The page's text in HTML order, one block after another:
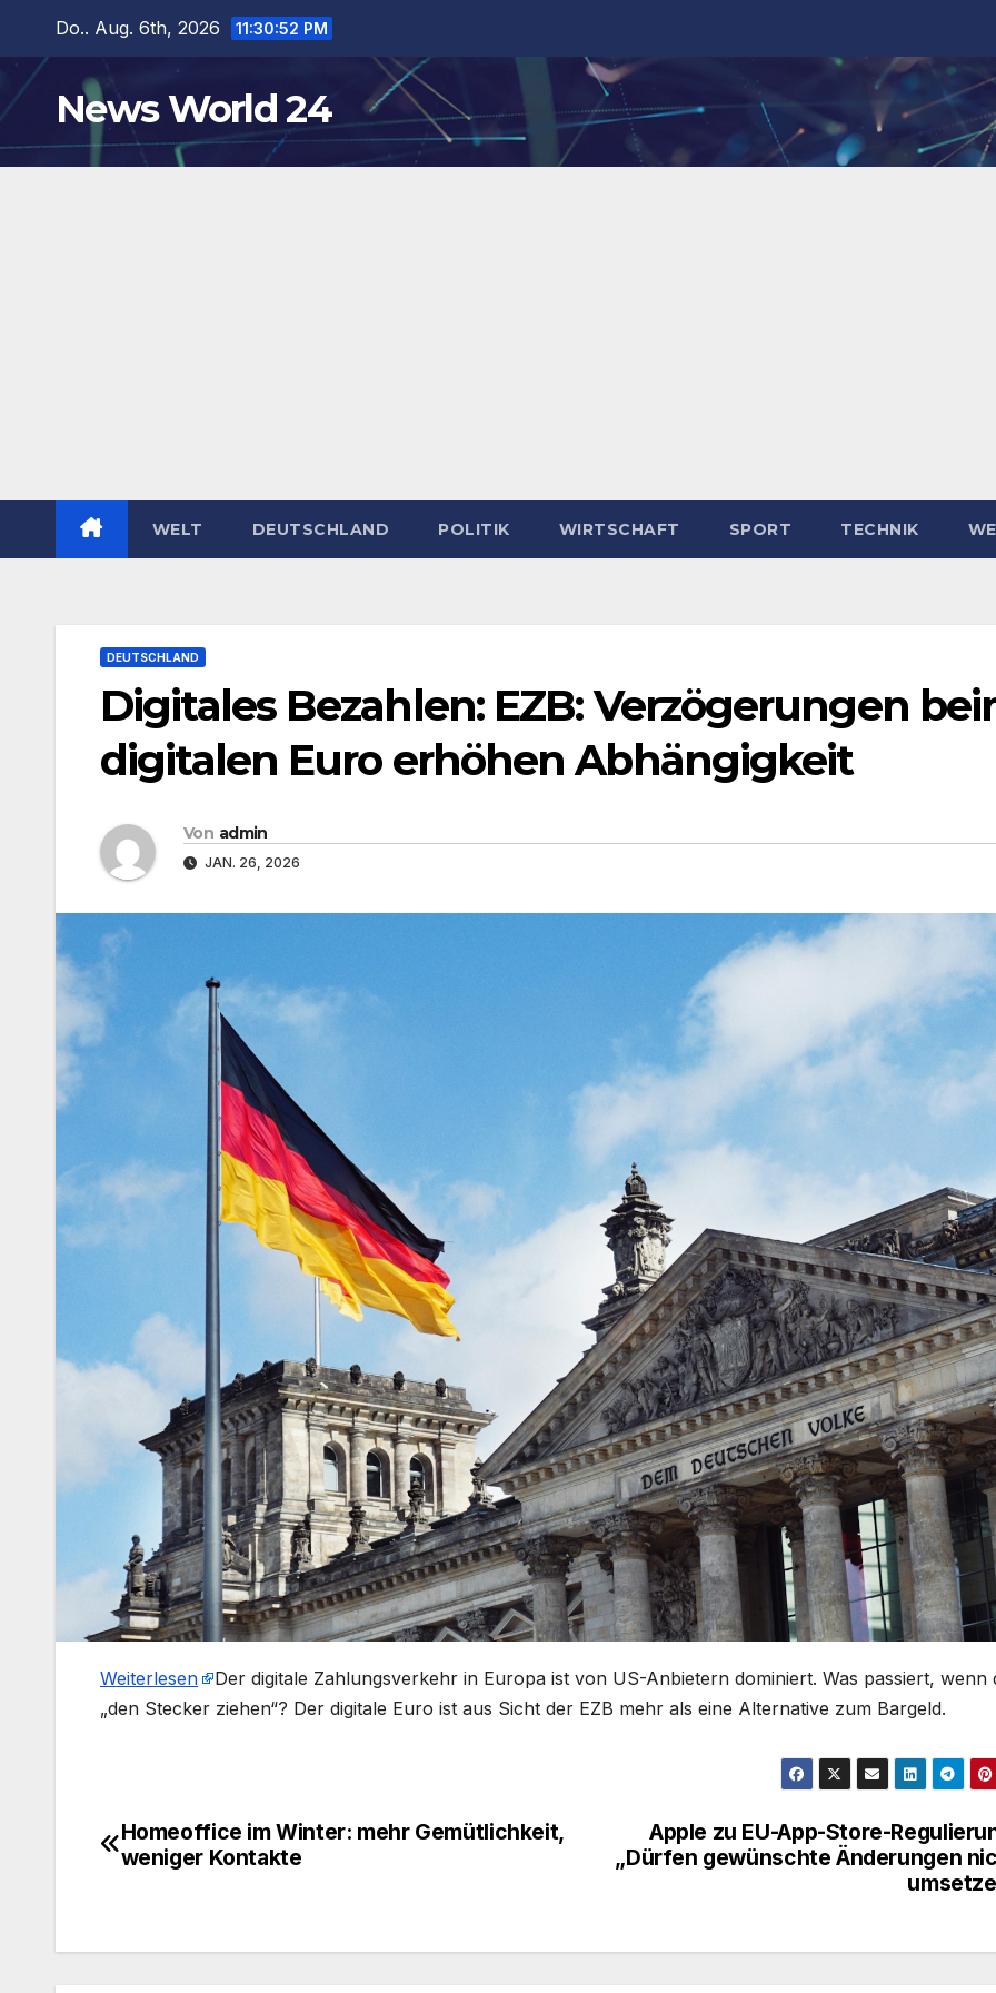
springen
Do.. Aug. 6th, 2026 11:30:53 PM
News World 24
WELT DEUTSCHLAND POLITIK WIRTSCHAFT SPORT TECHNIK
DEUTSCHLAND
Digitales Bezahlen: EZB: Verzögerungen
digitalen Euro erhöhen Abhängigkeit
Von admin
JAN. 26, 2026
Weiterlesen
​Der digitale Zahlungsverkehr in Europa ist von US-Anbietern dominiert. Was passiert, wenn
„den Stecker ziehen“? Der digitale Euro ist aus Sicht der EZB mehr als eine Alternative zum Bargeld.
Beitragsnavigation
Apple zu EU-App-Store-
„Dürfen gewünschte Änderungen
Homeoffice im Winter: mehr Gemütlichkeit,
weniger Kontakte